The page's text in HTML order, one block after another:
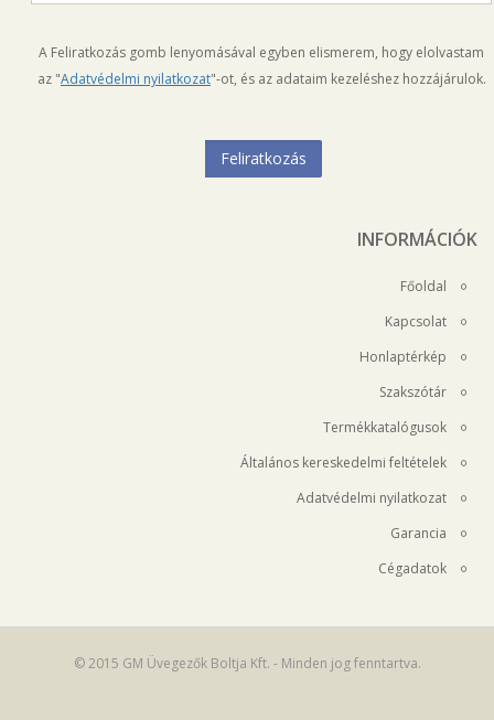
A Feliratkozás gomb lenyomásával egyben elismerem, hogy elolvastam
az "Adatvédelmi nyilatkozat"-ot, és az adataim kezeléshez hozzájárulok.
INFORMÁCIÓK
Főoldal
Kapcsolat
Honlaptérkép
Szakszótár
Termékkatalógusok
Általános kereskedelmi feltételek
Adatvédelmi nyilatkozat
Garancia
Cégadatok
© 2015 GM Üvegezők Boltja Kft. - Minden jog fenntartva.